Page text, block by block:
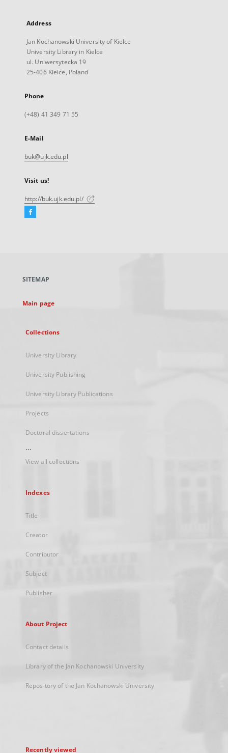
Address
Jan Kochanowski University of Kielce
University Library in Kielce
ul. Uniwersytecka 19
25-406 Kielce, Poland
Phone
(+48) 41 349 71 55
E-Mail
buk@ujk.edu.pl
Visit us!
http://buk.ujk.edu.pl/
Facebook
new
SITEMAP
Main page
Collections
University Library
University Publishing
University Library Publications
Projects
Doctoral dissertations
...
View all collections
Indexes
Title
Creator
Contributor
Subject
Publisher
About Project
Contact details
Library of the Jan Kochanowski University
Repository of the Jan Kochanowski University
Recently viewed